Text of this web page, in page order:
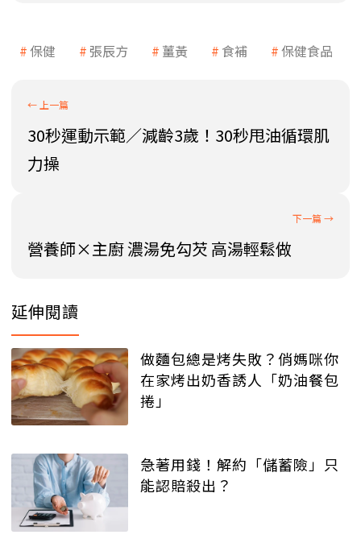
保健 張辰方 薑黃 食補 保健食品
30秒運動示範／減齡3歲！30秒甩油循環肌
力操
營養師×主廚 濃湯免勾芡 高湯輕鬆做
延伸閱讀
做麵包總是烤失敗？俏媽咪你
在家烤出奶香誘人「奶油餐包
捲」
急著用錢！解約「儲蓄險」只
能認賠殺出？